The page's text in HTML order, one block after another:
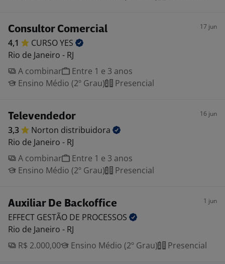
Consultor Comercial 17 jun
4,1 CURSOYES
Rio de Janeiro - RJ
A combinar
Entre 1 e 3 anos
Ensino Médio (2º Grau)
Presencial
Televendedor 16 jun
3,3 Norton distribuidora
Rio de Janeiro - RJ
A combinar
Entre 1 e 3 anos
Ensino Médio (2º Grau)
Presencial
Auxiliar De Backoffice 1 jun
EFFECT GESTÃO DE PROCESSOS
Rio de Janeiro - RJ
R$ 2.000,00
Ensino Médio (2º Grau) Presencial